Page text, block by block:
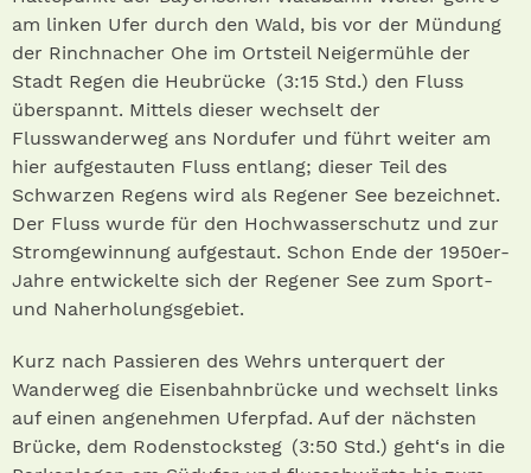
am linken Ufer durch den Wald, bis vor der Mündung
der Rinchnacher Ohe im Ortsteil Neigermühle der
Stadt Regen die Heubrücke (3:15 Std.) den Fluss
überspannt. Mittels dieser wechselt der
Flusswanderweg ans Nordufer und führt weiter am
hier aufgestauten Fluss entlang; dieser Teil des
Schwarzen Regens wird als Regener See bezeichnet.
Der Fluss wurde für den Hochwasserschutz und zur
Stromgewinnung aufgestaut. Schon Ende der 1950er-
Jahre entwickelte sich der Regener See zum Sport-
und Naherholungsgebiet.
Kurz nach Passieren des Wehrs unterquert der
Wanderweg die Eisenbahnbrücke und wechselt links
auf einen angenehmen Uferpfad. Auf der nächsten
Brücke, dem Rodenstocksteg (3:50 Std.) geht‘s in die